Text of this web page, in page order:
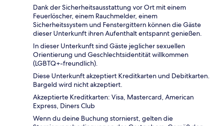
Dank der Sicherheitsausstattung vor Ort mit einem
Feuerlöscher, einem Rauchmelder, einem
Sicherheitssystem und Fenstergittern können die Gäste
dieser Unterkunft ihren Aufenthalt entspannt genießen.
In dieser Unterkunft sind Gäste jeglicher sexuellen
Orientierung und Geschlechtsidentität willkommen
(LGBTQ+-freundlich).
Diese Unterkunft akzeptiert Kreditkarten und Debitkarten.
Bargeld wird nicht akzeptiert.
Akzeptierte Kreditkarten: Visa, Mastercard, American
Express, Diners Club
Wenn du deine Buchung stornierst, gelten die